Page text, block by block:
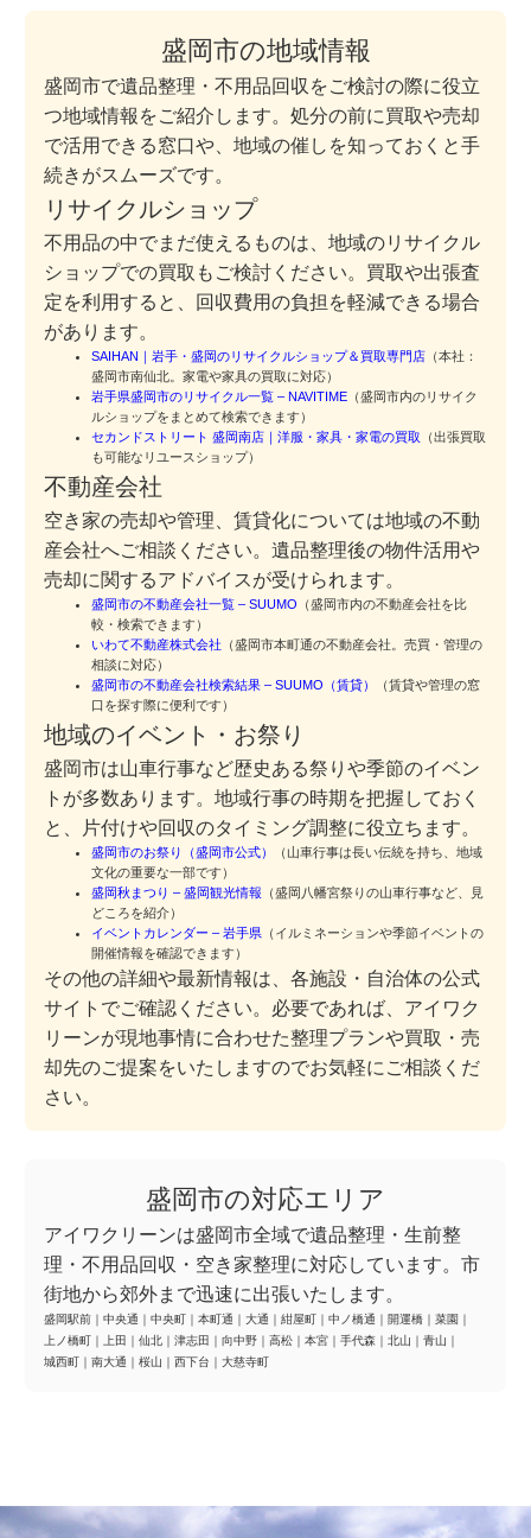
盛岡市の地域情報
盛岡市で遺品整理・不用品回収をご検討の際に役立
つ地域情報をご紹介します。処分の前に買取や売却
で活用できる窓口や、地域の催しを知っておくと手
続きがスムーズです。
リサイクルショップ
不用品の中でまだ使えるものは、地域のリサイクル
ショップでの買取もご検討ください。買取や出張査
定を利用すると、回収費用の負担を軽減できる場合
があります。
SAIHAN｜岩手・盛岡のリサイクルショップ＆買取専門店 （本社：
盛岡市南仙北。家電や家具の買取に対応）
岩手県盛岡市のリサイクル一覧 – NAVITIME （盛岡市内のリサイク
ルショップをまとめて検索できます）
セカンドストリート 盛岡南店｜洋服・家具・家電の買取 （出張買取
も可能なリユースショップ）
不動産会社
空き家の売却や管理、賃貸化については地域の不動
産会社へご相談ください。遺品整理後の物件活用や
売却に関するアドバイスが受けられます。
盛岡市の不動産会社一覧 – SUUMO （盛岡市内の不動産会社を比
較・検索できます）
いわて不動産株式会社 （盛岡市本町通の不動産会社。売買・管理の
相談に対応）
盛岡市の不動産会社検索結果 – SUUMO（賃貸）
（賃貸や管理の窓
口を探す際に便利です）
地域のイベント・お祭り
盛岡市は山車行事など歴史ある祭りや季節のイベン
トが多数あります。地域行事の時期を把握しておく
と、片付けや回収のタイミング調整に役立ちます。
盛岡市のお祭り（盛岡市公式）
（山車行事は長い伝統を持ち、地域
文化の重要な一部です）
盛岡秋まつり – 盛岡観光情報 （盛岡八幡宮祭りの山車行事など、見
どころを紹介）
イベントカレンダー – 岩手県 （イルミネーションや季節イベントの
開催情報を確認できます）
その他の詳細や最新情報は、各施設・自治体の公式
サイトでご確認ください。必要であれば、アイワク
リーンが現地事情に合わせた整理プランや買取・売
却先のご提案をいたしますのでお気軽にご相談くだ
さい。
盛岡市の対応エリア
アイワクリーンは盛岡市全域で遺品整理・生前整
理・不用品回収・空き家整理に対応しています。市
街地から郊外まで迅速に出張いたします。
盛岡駅前 中央通 中央町 本町通 大通 紺屋町 中ノ橋通 開運橋 菜園
上ノ橋町
上田 仙北 津志田 向中野 高松 本宮 手代森 北山 青山
城西町
南大通 桜山 西下台 大慈寺町